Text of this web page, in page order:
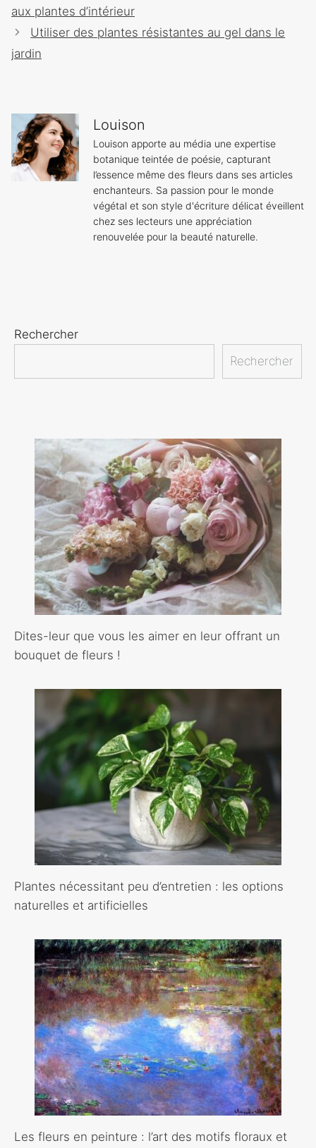
aux plantes d’intérieur
Utiliser des plantes résistantes au gel dans le
jardin
Louison
Louison apporte au média une expertise
botanique teintée de poésie, capturant
l’essence même des fleurs dans ses articles
enchanteurs. Sa passion pour le monde
végétal et son style d'écriture délicat éveillent
chez ses lecteurs une appréciation
renouvelée pour la beauté naturelle.
Rechercher
Rechercher
Dites-leur que vous les aimer en leur offrant un
bouquet de fleurs !
Plantes nécessitant peu d’entretien : les options
naturelles et artificielles
Les fleurs en peinture : l’art des motifs floraux et